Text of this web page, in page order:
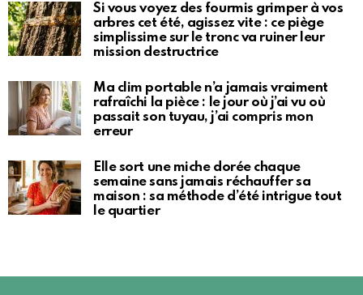
Si vous voyez des fourmis grimper à vos
arbres cet été, agissez vite : ce piège
simplissime sur le tronc va ruiner leur
mission destructrice
Ma clim portable n’a jamais vraiment
rafraîchi la pièce : le jour où j’ai vu où
passait son tuyau, j’ai compris mon
erreur
Elle sort une miche dorée chaque
semaine sans jamais réchauffer sa
maison : sa méthode d’été intrigue tout
le quartier